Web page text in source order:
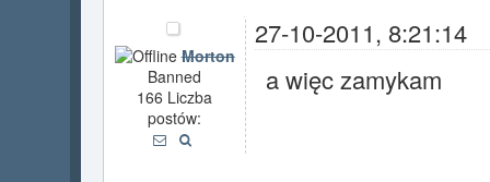
Morton
Banned
166 Liczba
postów:
27-10-2011, 8:21:14
a więc zamykam